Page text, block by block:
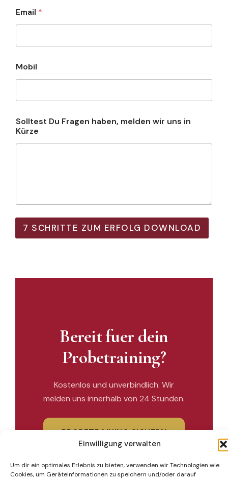
Einwilligung verwalten
Um dir ein optimales Erlebnis zu bieten, verwenden wir Technologien wie
Cookies, um Geräteinformationen zu speichern und/oder darauf
Email *
Mobil
Solltest Du Fragen haben, melden wir uns in
Kürze
7 SCHRITTE ZUM ERFOLG DOWNLOAD
Bereit fuer dein
Probetraining?
Kostenlos und unverbindlich. Wir
melden uns innerhalb von 24 Stunden.
PROBETRAINING SICHERN